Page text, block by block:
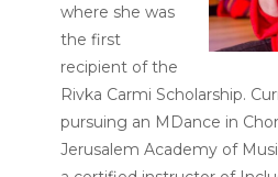
where she was
the first
recipient of the
Rivka Carmi Scholarship.
pursuing an MDance in
Jerusalem Academy of